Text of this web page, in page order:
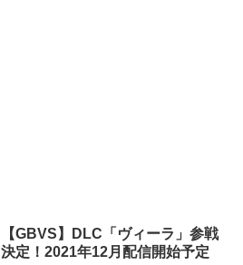
【GBVS】DLC「ヴィーラ」参戦
決定！2021年12月配信開始予定